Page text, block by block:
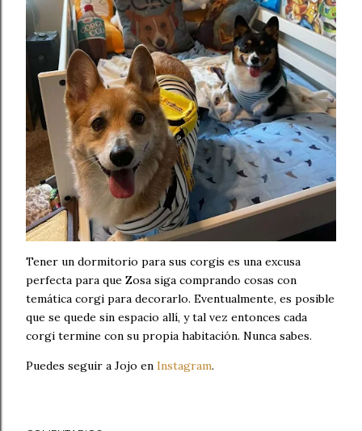
Tener un dormitorio para sus corgis es una excusa
perfecta para que Zosa siga comprando cosas con
temática corgi para decorarlo. Eventualmente, es posible
que se quede sin espacio allí, y tal vez entonces cada
corgi termine con su propia habitación. Nunca sabes.
Puedes seguir a Jojo en Instagram.